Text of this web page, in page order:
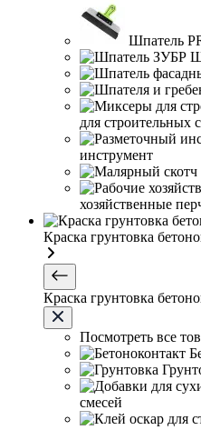
Шпатель
для строительных
инструмент
хозяйственные
Краска грунтовка
Краска грунтовка
Посмотреть все
смесей